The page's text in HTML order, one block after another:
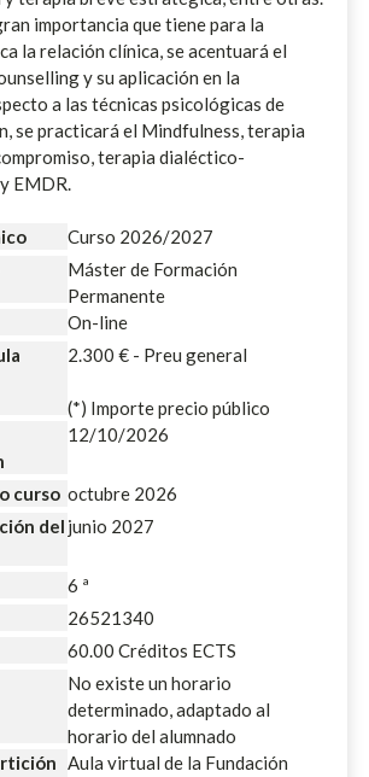
importancia que tiene para la
la relación clínica, se acentuará el
y su aplicación en la
a las técnicas psicológicas de
se practicará el Mindfulness, terapia
terapia dialéctico-
EMDR.
Curso 2026/2027
Máster de Formación
Permanente
On-line
2.300 € - Preu general
(*) Importe precio público
12/10/2026
curso octubre 2026
del junio 2027
6 ª
26521340
60.00 Créditos ECTS
No existe un horario
determinado, adaptado al
horario del alumnado
Aula virtual de la Fundación